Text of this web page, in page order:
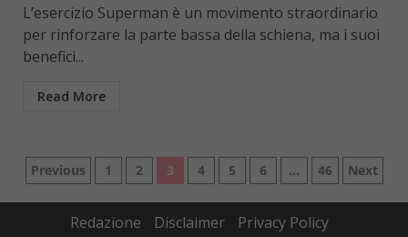
L’esercizio Superman è un movimento straordinario
per rinforzare la parte bassa della schiena, ma i suoi
benefici...
Read More
Paginazione
degli
Previous 1 2 3 4 5 6 … 46 Next
Redazione Disclaimer Privacy Policy